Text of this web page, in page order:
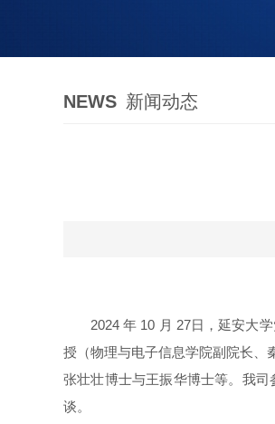
NEWS 新闻动态
2024年 10 月 27日，延安大
授（物理与电子信息学院副院长、
张壮壮博士与王振华博士等。我
谈。